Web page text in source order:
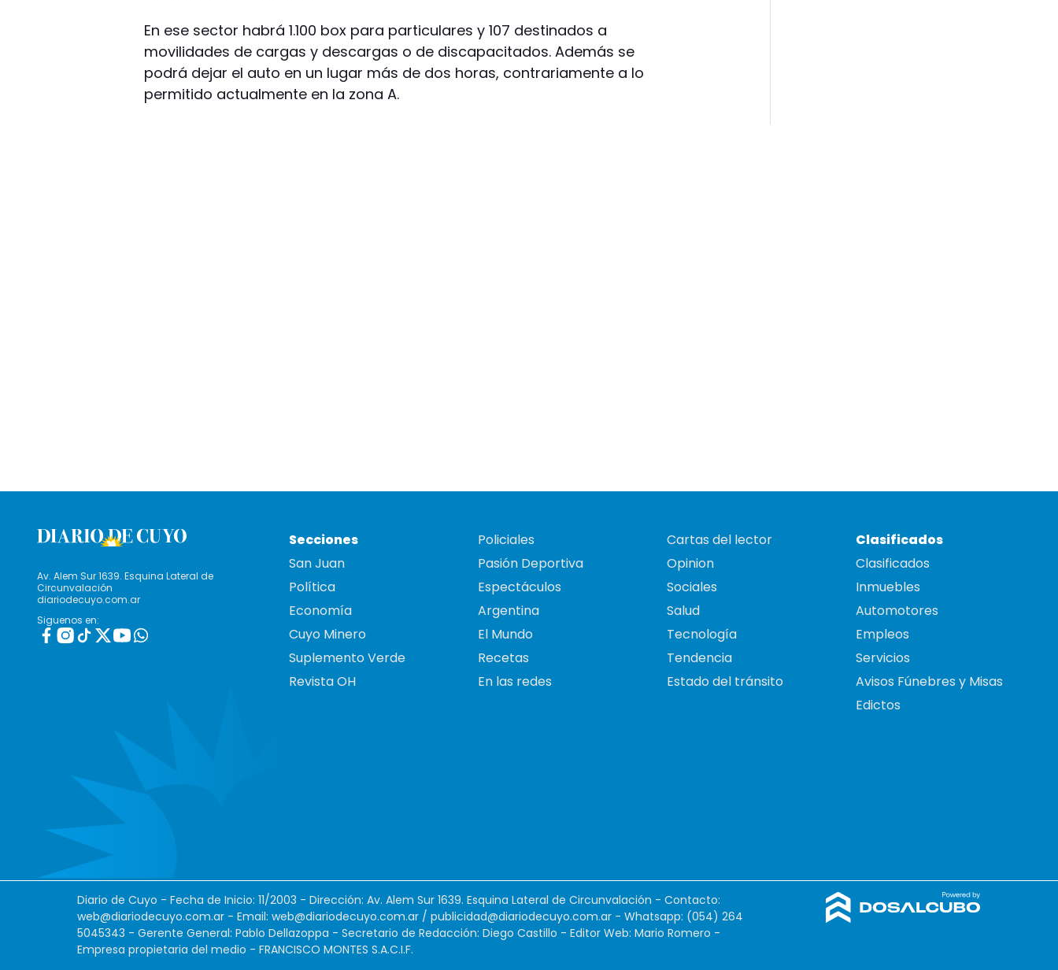
En ese sector habrá 1.100 box para particulares y 107 destinados a
movilidades de cargas y descargas o de discapacitados. Además se
podrá dejar el auto en un lugar más de dos horas, contrariamente a lo
permitido actualmente en la zona A.
Av. Alem Sur 1639. Esquina Lateral de
Circunvalación
diariodecuyo.com.ar
Siguenos en:
Secciones
San Juan
Política
Economía
Cuyo Minero
Suplemento Verde
Revista OH
Policiales
Pasión Deportiva
Espectáculos
Argentina
El Mundo
Recetas
En las redes
Cartas del lector
Opinion
Sociales
Salud
Tecnología
Tendencia
Estado del tránsito
Clasificados
Clasificados
Inmuebles
Automotores
Empleos
Servicios
Avisos Fúnebres y Misas
Edictos
Diario de Cuyo - Fecha de Inicio: 11/2003 - Dirección: Av. Alem Sur 1639. Esquina Lateral de Circunvalación - Contacto:
web@diariodecuyo.com.ar - Email: web@diariodecuyo.com.ar / publicidad@diariodecuyo.com.ar - Whatsapp: (054) 264
5045343 - Gerente General: Pablo Dellazoppa - Secretario de Redacción: Diego Castillo - Editor Web: Mario Romero -
Empresa propietaria del medio - FRANCISCO MONTES S.A.C.I.F.